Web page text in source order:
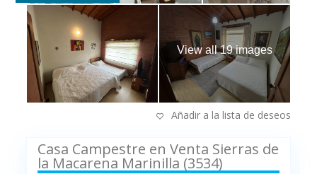
View all 19 images
Añadir a la lista de deseos
Casa Campestre en Venta Sierras de
la Macarena Marinilla (3534)